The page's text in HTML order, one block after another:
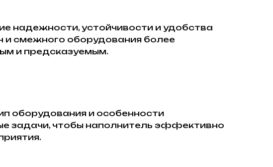
надежности, устойчивости и удобства
смежного оборудования более
и предсказуемым.
оборудования и особенности
задачи, чтобы наполнитель эффективно